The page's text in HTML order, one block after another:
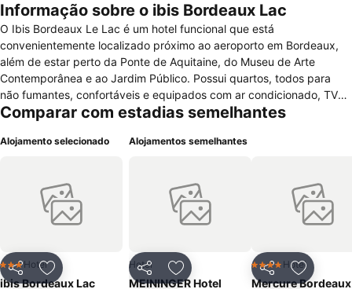
Informação sobre o ibis Bordeaux Lac
O Ibis Bordeaux Le Lac é um hotel funcional que está
convenientemente localizado próximo ao aeroporto em Bordeaux,
além de estar perto da Ponte de Aquitaine, do Museu de Arte
Contemporânea e ao Jardim Público. Possui quartos, todos para
não fumantes, confortáveis e equipados com ar condicionado, TV
via satélite ou a cabo, mesa de escritório e banheiro individual com
de passar roupa podem ser solicitados. Possui quartos adaptados
condicionado nas áreas comuns, estacionamento caixa de
segurança na recepção do hotel e jornais cortesia. Animais de
estimação são aceitos mediante pagamento de taxa. Pista de
Comparar com estadias semelhantes
Alojamento selecionado
PartilharAdicionar aos favoritos
3 Estrelas
Hotel
ibis Bordeaux Lac
Alojamentos semelhantes
PartilharAdicionar aos favoritos
Hotel
MEININGER Hotel
Partilhar
4 EstrelasHotel
Mercure Bordeaux